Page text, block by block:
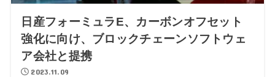
日産フォーミュラE、カーボンオフセット
強化に向け、ブロックチェーンソフトウェ
ア会社と提携
2023.11.09